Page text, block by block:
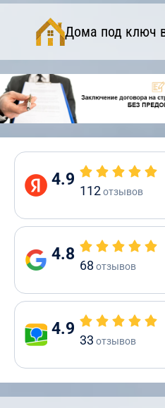
Дома под ключ
4.9
112отзывов
4.8
68 отзывов
4.9
33 отзывов